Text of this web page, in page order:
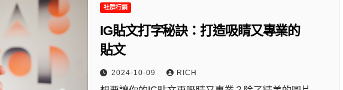
社群行銷
IG貼文打字秘訣：打造吸睛又專業的
貼文
2024-10-09 RICH